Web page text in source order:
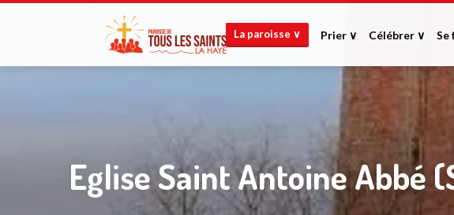
La paroisse ∨ Prier ∨ Célébrer ∨ Se
Eglise Saint Antoine Abbé